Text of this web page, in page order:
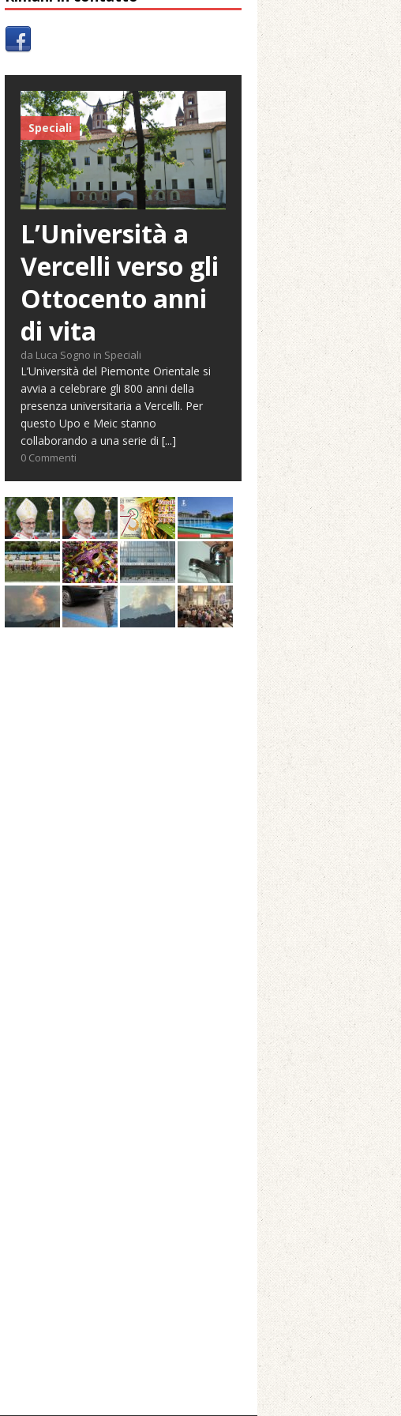
Speciali
L’Università a
Vercelli verso gli
Ottocento anni
di vita
da Luca Sogno in Speciali
L’Università del Piemonte Orientale si
avvia a celebrare gli 800 anni della
presenza universitaria a Vercelli. Per
questo Upo e Meic stanno
collaborando a una serie di [...]
0 Commenti